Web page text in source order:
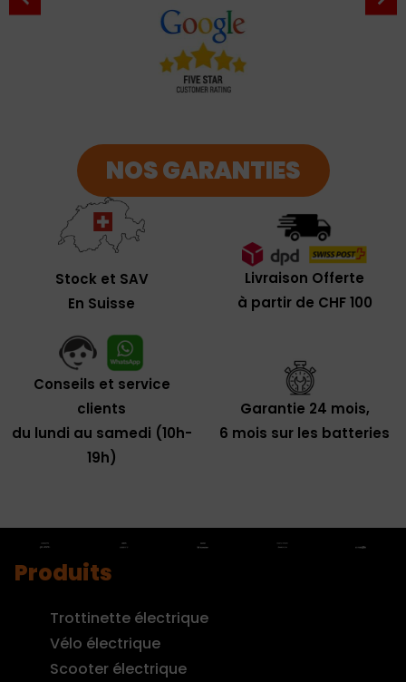
NOS GARANTIES
Stock et SAV
En Suisse
Livraison Offerte
à partir de CHF 100
Conseils et service
clients
du lundi au samedi (10h-
19h)
Garantie 24 mois,
6 mois sur les batteries
Produits
Trottinette électrique
Vélo électrique
Scooter électrique